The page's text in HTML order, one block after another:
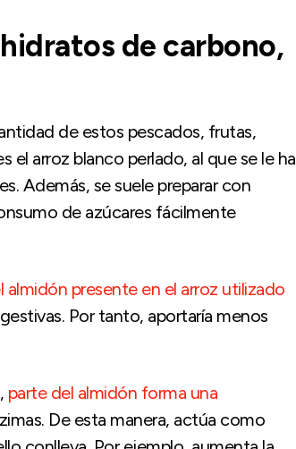
de carbono,
de estos pescados, frutas,
el arroz blanco perlado, al que se le ha
Además, se suele preparar con
de azúcares fácilmente
almidón presente en el arroz utilizado
Por tanto, aportaría menos
parte del almidón forma una
De esta manera, actúa como